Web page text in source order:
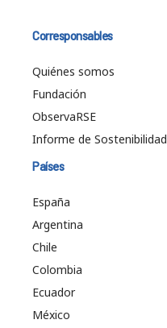
Corresponsables
Quiénes somos
Fundación
ObservaRSE
Informe de Sostenibilidad
Países
España
Argentina
Chile
Colombia
Ecuador
México